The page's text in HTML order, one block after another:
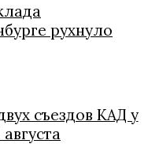
рухнуло
съездов КАД у